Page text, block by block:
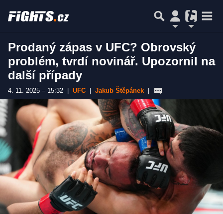
Prodaný zápas v UFC? Obrovský
problém, tvrdí novinář. Upozornil na
další případy
4. 11. 2025 – 15:32 UFC Jakub Štěpánek